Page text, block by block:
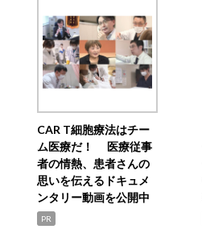
CAR T細胞療法はチー
ム医療だ！ 医療従事
者の情熱、患者さんの
思いを伝えるドキュメ
ンタリー動画を公開中
PR